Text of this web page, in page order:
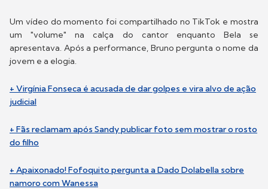
Um vídeo do momento foi compartilhado no TikTok e mostra
um "volume" na calça do cantor enquanto Bela se
apresentava. Após a performance, Bruno pergunta o nome da
jovem e a elogia.
+ Virgínia Fonseca é acusada de dar golpes e vira alvo de ação
judicial
+ Fãs reclamam após Sandy publicar foto sem mostrar o rosto
do filho
+ Apaixonado! Fofoquito pergunta a Dado Dolabella sobre
namoro com Wanessa